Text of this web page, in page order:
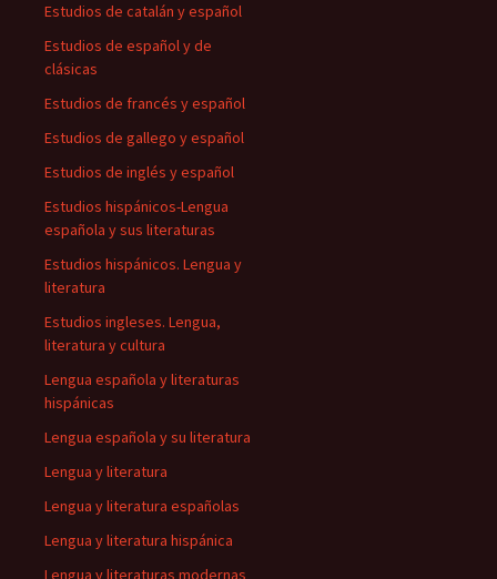
Estudios de catalán y español
Estudios de español y de
clásicas
Estudios de francés y español
Estudios de gallego y español
Estudios de inglés y español
Estudios hispánicos-Lengua
española y sus literaturas
Estudios hispánicos. Lengua y
literatura
Estudios ingleses. Lengua,
literatura y cultura
Lengua española y literaturas
hispánicas
Lengua española y su literatura
Lengua y literatura
Lengua y literatura españolas
Lengua y literatura hispánica
Lengua y literaturas modernas